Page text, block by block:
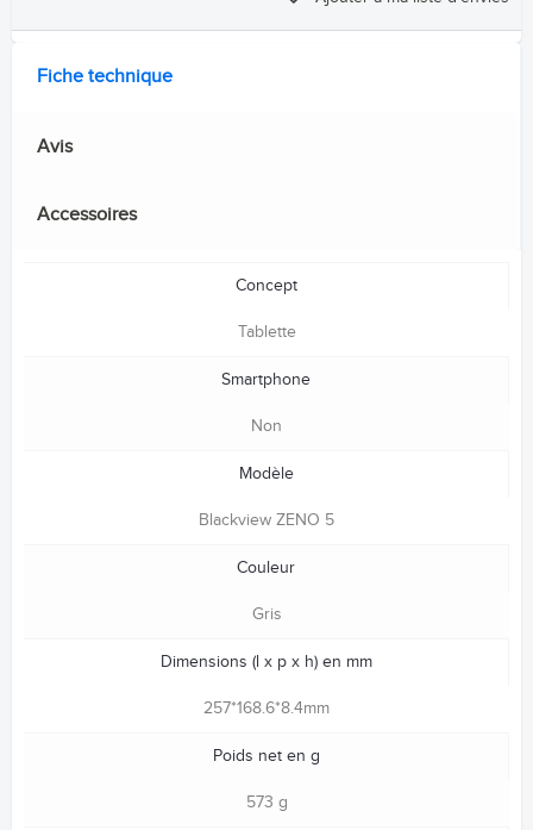
Fiche technique
Avis
Accessoires
Concept
Tablette
Smartphone
Non
Modèle
Blackview ZENO 5
Couleur
Gris
Dimensions (l x p x h) en mm
257*168.6*8.4mm
Poids net en g
573 g